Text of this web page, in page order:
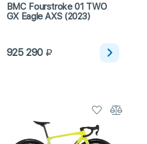
BMC Fourstroke 01 TWO
GX Eagle AXS (2023)
925 290